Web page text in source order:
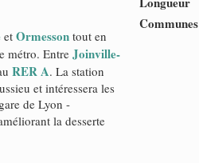
Communes
et Ormesson tout en
métro. Entre Joinville-
RER A. La station
et intéressera les
de Lyon -
la desserte